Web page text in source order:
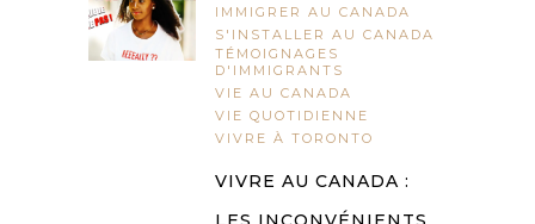
IMMIGRER AU CANADA
S'INSTALLER AU CANADA
TÉMOIGNAGES
D'IMMIGRANTS
VIE AU CANADA
VIE QUOTIDIENNE
VIVRE À TORONTO
VIVRE AU CANADA :